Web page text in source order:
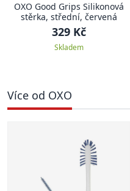
OXO Good Grips Silikonová
stěrka, střední, červená
329 Kč
Skladem
Více od OXO